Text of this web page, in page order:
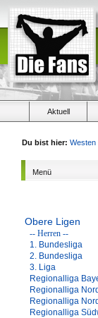
Aktuell
Du bist hier: Westen
Menü
Obere Ligen
-- Herren --
1. Bundesliga
2. Bundesliga
3. Liga
Regionalliga
Regionalliga Nord
Regionalliga
Regionalliga